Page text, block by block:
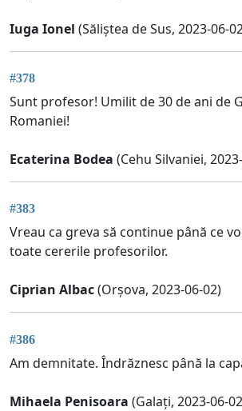
Iuga Ionel (Săliștea de Sus, 2023-06-
#378
Sunt profesor! Umilit de 30 de ani de
Romaniei!
Ecaterina Bodea (Cehu Silvaniei,
#383
Vreau ca greva să continue până ce
toate cererile profesorilor.
Ciprian Albac(Orșova, 2023-06-02)
#386
Am demnitate. Îndrăznesc până la
Mihaela Penisoara (Galați, 2023-06-